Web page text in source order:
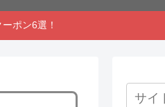
ポン6選！